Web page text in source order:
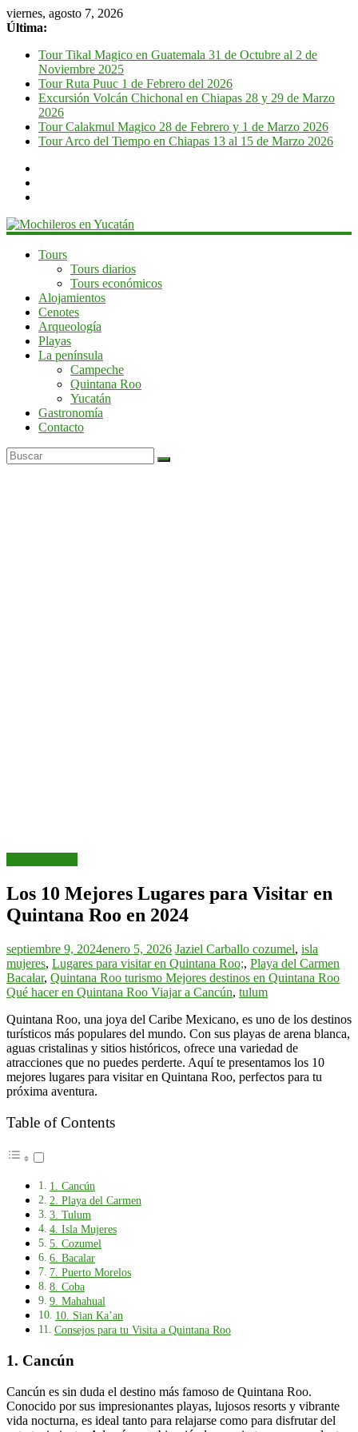
viernes, agosto 7, 2026
Última:
Tour Tikal Magico en Guatemala 31 de Octubre al 2 de
Noviembre 2025
Tour Ruta Puuc 1 de Febrero del 2026
Excursión Volcán Chichonal en Chiapas 28 y 29 de Marzo
2026
Tour Calakmul Magico 28 de Febrero y 1 de Marzo 2026
Tour Arco del Tiempo en Chiapas 13 al 15 de Marzo 2026
Mochileros
Yucatán
Yucatán
Tours
Tours diarios
Tours económicos
Alojamientos
Cenotes
Arqueología
Playas
La península
Campeche
Quintana Roo
Yucatán
Gastronomía
Contacto
Los 10 Mejores Lugares para Visitar en
Quintana Roo en 2024
septiembre 9, 2024enero 5, 2026 Jaziel Carballo cozumel, isla
mujeres, Lugares para visitar en Quintana Roo;, Playa del Carmen
Bacalar, Quintana Roo turismo Mejores destinos en Quintana Roo
Qué hacer en Quintana Roo Viajar a Cancún, tulum
Quintana Roo, una joya del Caribe Mexicano, es uno de los destinos
turísticos más populares del mundo. Con sus playas de arena blanca,
aguas cristalinas y sitios históricos, ofrece una variedad de
atracciones que no puedes perderte. Aquí te presentamos los 10
mejores lugares para visitar en Quintana Roo, perfectos para tu
próxima aventura.
Table of Contents
1. Cancún
2. Playa del Carmen
3. Tulum
4. Isla Mujeres
5. Cozumel
6. Bacalar
7. Puerto Morelos
8. Coba
9. Mahahual
10. Sian Ka’an
Consejos para tu Visita a Quintana Roo
1. Cancún
Cancún es sin duda el destino más famoso de Quintana Roo.
Conocido por sus impresionantes playas, lujosos resorts y vibrante
vida nocturna, es ideal tanto para relajarse como para disfrutar del